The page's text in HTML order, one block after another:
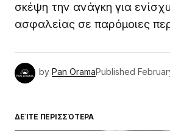
σκέψη την ανάγκη για
ασφαλείας σε παρόμοιες
by Pan OramaPublished
ΔΕΊΤΕ ΠΕΡΙΣΣΌΤΕΡΑ